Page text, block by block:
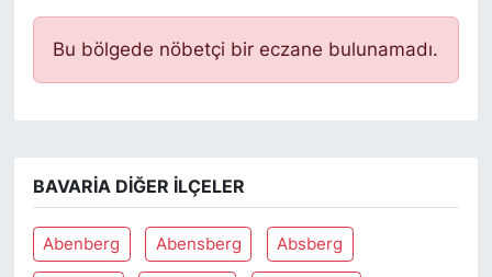
Bu bölgede nöbetçi bir eczane bulunamadı.
BAVARIA DIĞER İLÇELER
Abenberg Abensberg Absberg